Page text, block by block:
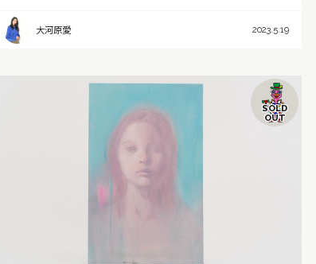
大河原愛 2023.5.19
SOLD
OUT